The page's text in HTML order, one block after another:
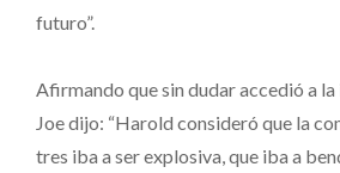
futuro”.
Afirmando que sin dudar accedió a
Joe dijo: “Harold consideró que la
tres iba a ser explosiva, que iba a